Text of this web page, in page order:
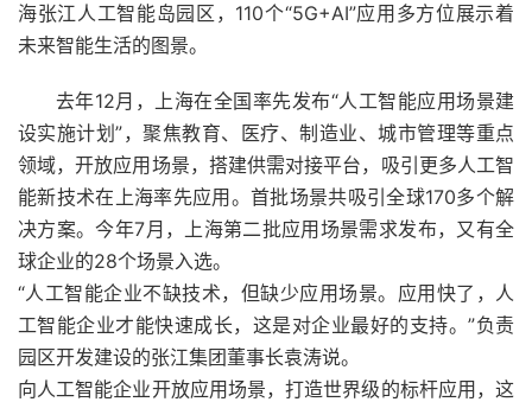
海张江人工智能岛园区，110个“5G+AI”应用多方位展示着
未来智能生活的图景。
去年12月，上海在全国率先发布“人工智能应用场景建
设实施计划”，聚焦教育、医疗、制造业、城市管理等重点
领域，开放应用场景，搭建供需对接平台，吸引更多人工智
能新技术在上海率先应用。首批场景共吸引全球170多个解
决方案。今年7月，上海第二批应用场景需求发布，又有全
球企业的28个场景入选。
“人工智能企业不缺技术，但缺少应用场景。应用快了，人
工智能企业才能快速成长，这是对企业最好的支持。”负责
园区开发建设的张江集团董事长袁涛说。
向人工智能企业开放应用场景，打造世界级的标杆应用，这